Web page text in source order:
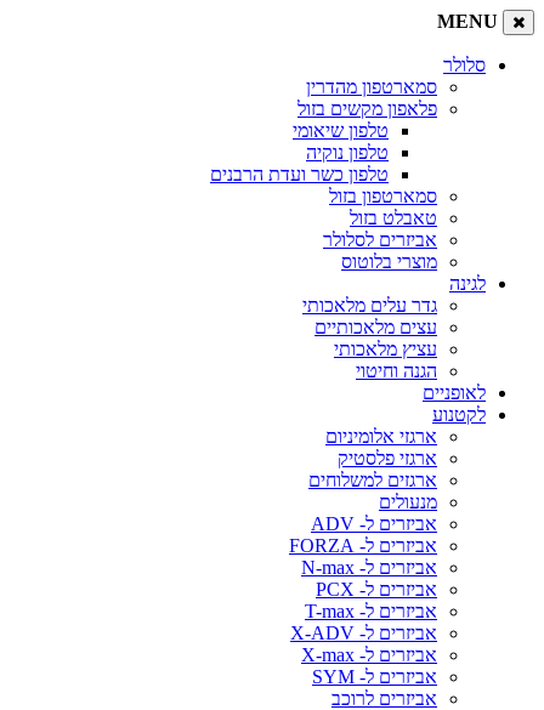
סמארטפון מהדרין
פלאפון מקשים בזול
טלפון שיאומי
טלפון נוקיה
טלפון כשר ועדת הרבנים
סמארטפון בזול
טאבלט בזול
אביזרים לסלולר
מוצרי בלוטוס
גדר עלים מלאכותי
עצים מלאכותיים
עציץ מלאכותי
הגנה וחיטוי
ארגזי אלומיניום
ארגזי פלסטיק
ארגזים למשלוחים
אביזרים ל- ADV
אביזרים ל- FORZA
אביזרים ל- N-max
אביזרים ל- PCX
אביזרים ל- T-max
אביזרים ל- X-ADV
אביזרים ל- X-max
אביזרים ל- SYM
אביזרים לרוכב